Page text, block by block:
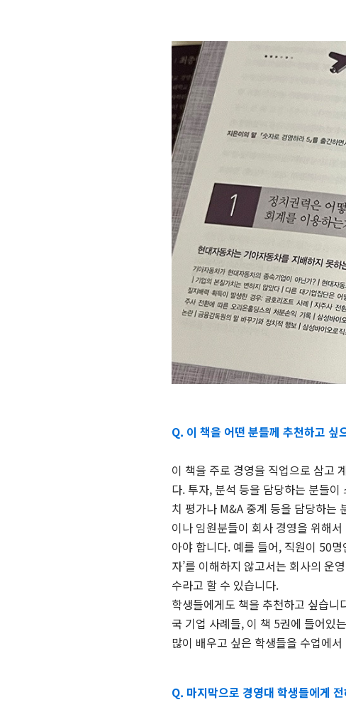
Q. 이 책을 어떤 분들께 추천하고 싶
이 책을 주로 경영을 직업으로 삼고
다. 투자, 분석 등을 담당하는 분들
치 평가나 M&A 중계 등을 담당하는
이나 임원분들이 회사 경영을 위해
아야 합니다. 예를 들어, 직원이 50
자’를 이해하지 않고서는 회사의 운
수라고 할 수 있습니다.
학생들에게도 책을 추천하고 싶습
국 기업 사례들, 이 책 5권에 들어있
많이 배우고 싶은 학생들을 수업에
Q. 마지막으로 경영대 학생들에게